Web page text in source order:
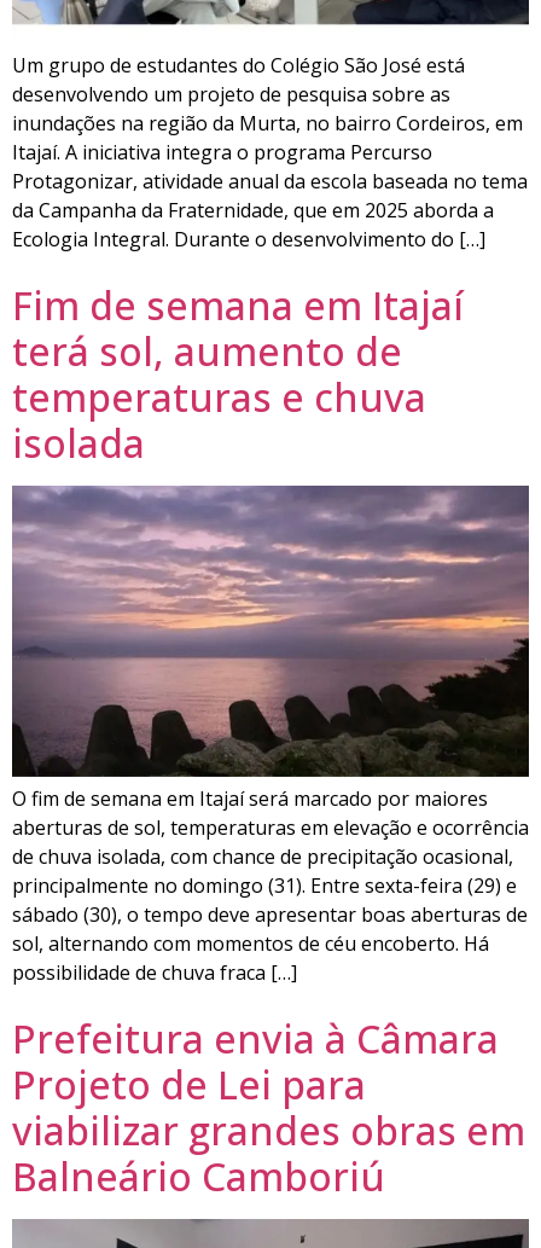
Um grupo de estudantes do Colégio São José está
desenvolvendo um projeto de pesquisa sobre as
inundações na região da Murta, no bairro Cordeiros, em
Itajaí. A iniciativa integra o programa Percurso
Protagonizar, atividade anual da escola baseada no tema
da Campanha da Fraternidade, que em 2025 aborda a
Ecologia Integral. Durante o desenvolvimento do […]
Fim de semana em Itajaí
terá sol, aumento de
temperaturas e chuva
isolada
O fim de semana em Itajaí será marcado por maiores
aberturas de sol, temperaturas em elevação e ocorrência
de chuva isolada, com chance de precipitação ocasional,
principalmente no domingo (31). Entre sexta-feira (29) e
sábado (30), o tempo deve apresentar boas aberturas de
sol, alternando com momentos de céu encoberto. Há
possibilidade de chuva fraca […]
Prefeitura envia à Câmara
Projeto de Lei para
viabilizar grandes obras em
Balneário Camboriú